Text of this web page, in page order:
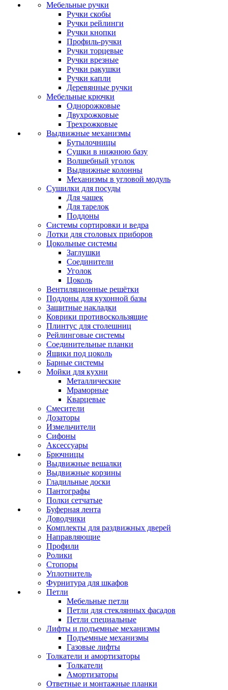
Мебельные ручки
Ручки скобы
Ручки рейлинги
Ручки кнопки
Профиль-ручки
Ручки торцевые
Ручки врезные
Ручки ракушки
Ручки капли
Деревянные ручки
Мебельные крючки
Однорожковые
Двухрожковые
Трехрожковые
Выдвижные механизмы
Бутылочницы
Сушки в нижнюю базу
Волшебный уголок
Выдвижные колонны
Механизмы в угловой модуль
Сушилки для посуды
Для чашек
Для тарелок
Поддоны
Системы сортировки и ведра
Лотки для столовых приборов
Цокольные системы
Заглушки
Соединители
Уголок
Цоколь
Вентиляционные решётки
Поддоны для кухонной базы
Защитные накладки
Коврики противоскользящие
Плинтус для столешниц
Рейлинговые системы
Соединительные планки
Ящики под цоколь
Барные системы
Мойки для кухни
Металлические
Мраморные
Кварцевые
Смесители
Дозаторы
Измельчители
Сифоны
Аксессуары
Брючницы
Выдвижные вешалки
Выдвижные корзины
Гладильные доски
Пантографы
Полки сетчатые
Буферная лента
Доводчики
Комплекты для раздвижных дверей
Направляющие
Профили
Ролики
Стопоры
Уплотнитель
Фурнитура для шкафов
Петли
Мебельные петли
Петли для стеклянных фасадов
Петли специальные
Лифты и подъемные механизмы
Подъемные механизмы
Газовые лифты
Толкатели и амортизаторы
Толкатели
Амортизаторы
Ответные и монтажные планки